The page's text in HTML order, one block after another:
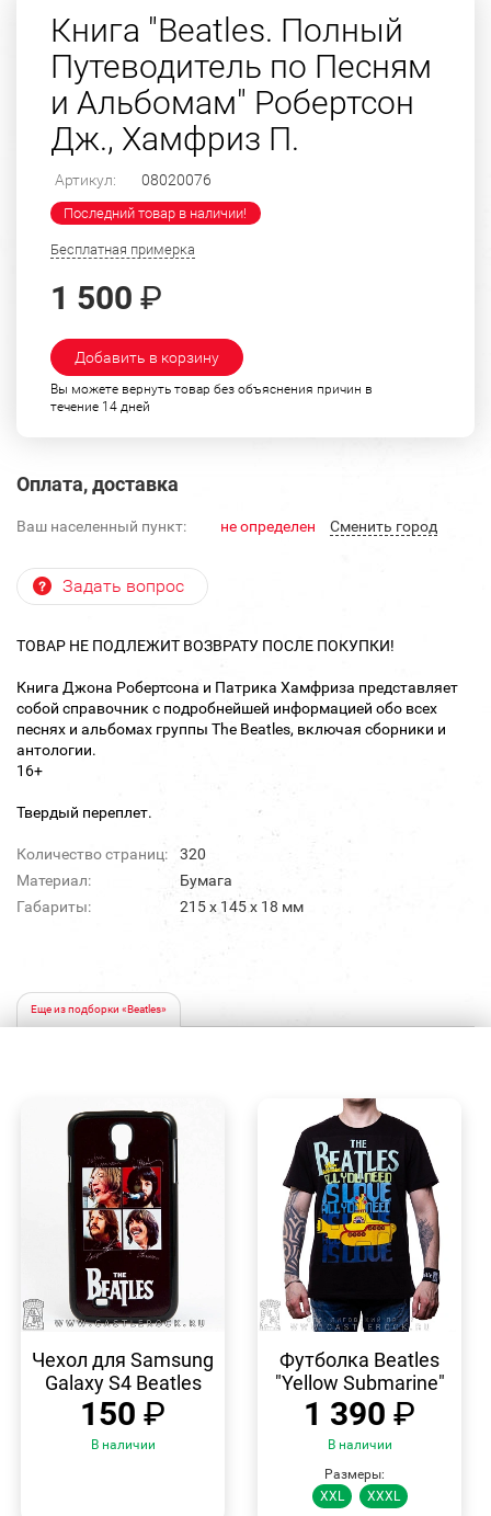
Книга "Beatles. Полный
Путеводитель по Песням
и Альбомам" Робертсон
Дж., Хамфриз П.
Артикул: 08020076
Последний товар в наличии!
Бесплатная примерка
1 500 ₽
Добавить в корзину
Вы можете вернуть товар без объяснения причин в
течение 14 дней
Оплата, доставка
Ваш населенный пункт: не определен Cменить город
Задать вопрос
ТОВАР НЕ ПОДЛЕЖИТ ВОЗВРАТУ ПОСЛЕ ПОКУПКИ!
Книга Джона Робертсона и Патрика Хамфриза представляет
собой справочник с подробнейшей информацией обо всех
песнях и альбомах группы The Beatles, включая сборники и
антологии.
16+
Твердый переплет.
Количество страниц:
320
Материал:
Бумага
Габариты:
215 x 145 x 18 мм
Еще из подборки «Beatles»
ПРОСМОТР
Чехол для Samsung
Galaxy S4 Beatles
150 ₽
В наличии
ПРОСМОТР
Футболка Beatles
"Yellow Submarine"
1 390 ₽
В наличии
Размеры:
XXL
XXXL